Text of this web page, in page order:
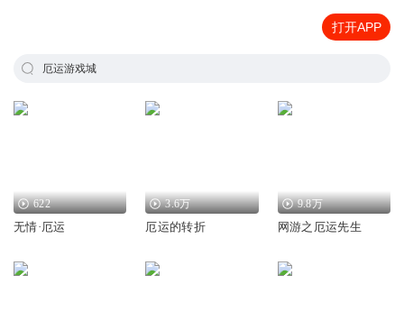
打开APP
厄运游戏城
622
无情·厄运
3.6万
厄运的转折
9.8万
网游之厄运先生